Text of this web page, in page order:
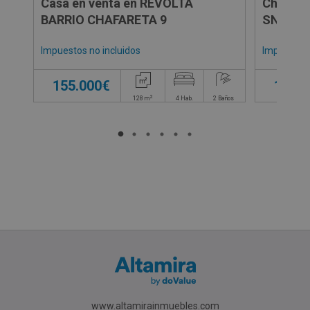
Casa en venta en REVOLTA
BARRIO CHAFARETA 9
Impuestos no incluidos
155.000€
128m2 4 Hab. 2 Baños
Chalet
SN
www.altamirainmuebles.com